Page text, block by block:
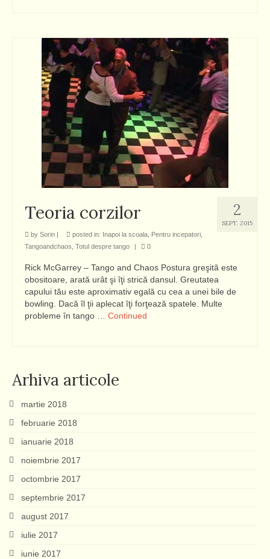
2
SEPT. 2015
Teoria corzilor
by Sorin | posted in: Inapoi la scoala Pentru incepatori
Tangoandchaos Totul despre tango | 0
Rick McGarrey – Tango and Chaos Postura greşită este
obositoare, arată urât şi îţi strică dansul. Greutatea
capului tău este aproximativ egală cu cea a unei bile de
bowling. Dacă îl ţii aplecat îţi forţează spatele. Multe
probleme în tango … Continued
Arhiva articole
martie 2018
februarie 2018
ianuarie 2018
noiembrie 2017
octombrie 2017
septembrie 2017
august 2017
iulie 2017
iunie 2017